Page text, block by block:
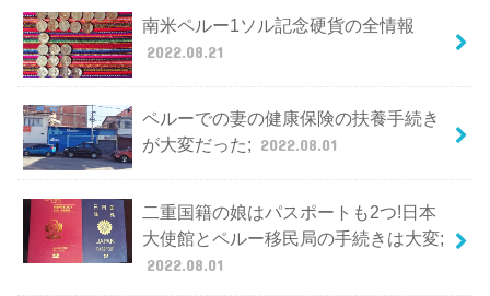
南米ペルー1ソル記念硬貨の全情報
2022.08.21
ペルーでの妻の健康保険の扶養手続き
が大変だった; 2022.08.01
二重国籍の娘はパスポートも2つ!日本
大使館とペルー移民局の手続きは大変;
2022.08.01